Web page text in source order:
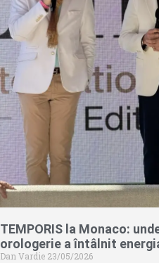
TEMPORIS la Monaco:
orologerie a întâlnit
Dan Vardie 23/05/2026